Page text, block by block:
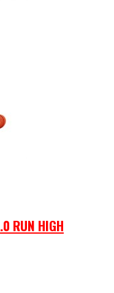
RUN HIGH